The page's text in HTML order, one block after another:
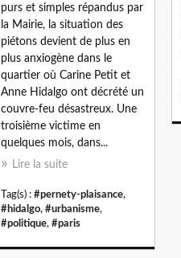
purs et simples répandus par
la Mairie, la situation des
piétons devient de plus en
plus anxiogène dans le
quartier où Carine Petit et
Anne Hidalgo ont décrété un
couvre-feu désastreux. Une
troisième victime en
quelques mois, dans...
Lire la suite
Tag(s) : #pernety-plaisance,
#hidalgo, #urbanisme,
#politique, #paris